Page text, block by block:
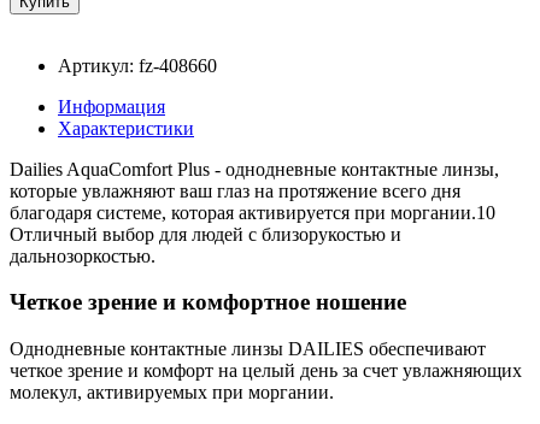
Артикул: fz-408660
Информация
Характеристики
Dailies AquaComfort Plus - однодневные контактные линзы,
которые увлажняют ваш глаз на протяжение всего дня
благодаря системе, которая активируется при моргании.10
Отличный выбор для людей с близорукостью и
дальнозоркостью.
Четкое зрение и комфортное ношение
Однодневные контактные линзы DAILIES обеспечивают
четкое зрение и комфорт на целый день за счет увлажняющих
молекул, активируемых при моргании.